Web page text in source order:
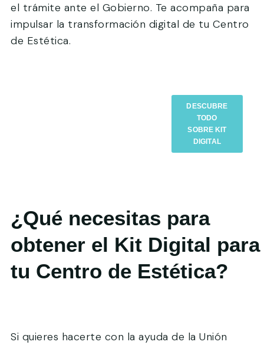
el trámite ante el Gobierno. Te acompaña para
impulsar la transformación digital de tu Centro
de Estética.
DESCUBRE
TODO
SOBRE KIT
DIGITAL
¿Qué necesitas para
obtener el Kit Digital para
tu Centro de Estética?
Si quieres hacerte con la ayuda de la Unión